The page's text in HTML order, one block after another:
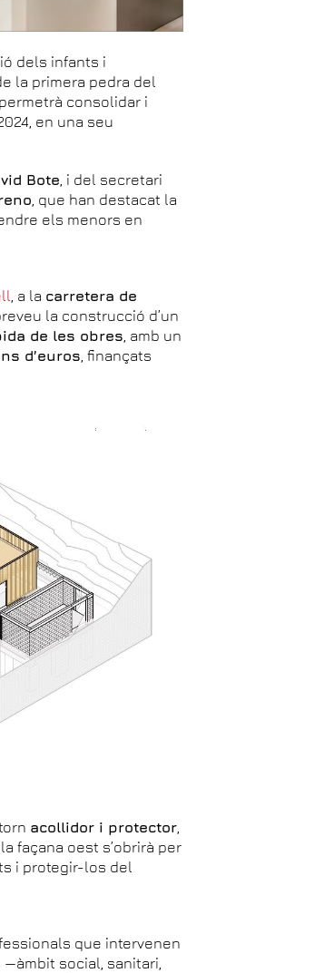
dels infants i
la primera pedra del
consolidar i
en una seu
Bote , i del secretari
, que han destacat la
els menors en
, a la carretera de
la construcció d’un
de les obres , amb un
d’euros , finançats
acollidor i protector
façana oest s’obrirà per
i protegir-los del
que intervenen
social, sanitari,